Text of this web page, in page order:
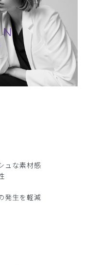
用するには、ゆとり
します。
ショートコート/
ます
ョートコート/
ュな素材感
発生を軽減